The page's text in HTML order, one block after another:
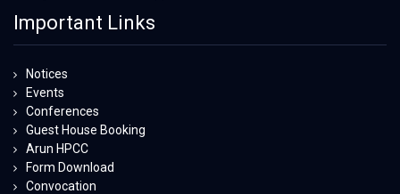
Important Links
Notices
Events
Conferences
Guest House Booking
Arun HPCC
Form Download
Convocation